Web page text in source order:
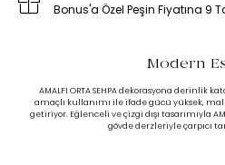
Bonus'a Özel Peşin Fiyatına 9
Modern
AMALFI ORTA SEHPA dekorasyona derinlik
amaçlı kullanımı ile ifade gücü yüksek,
getiriyor. Eğlenceli ve çizgi dışı tasarımıyla
gövde derzleriyle çarpıcı